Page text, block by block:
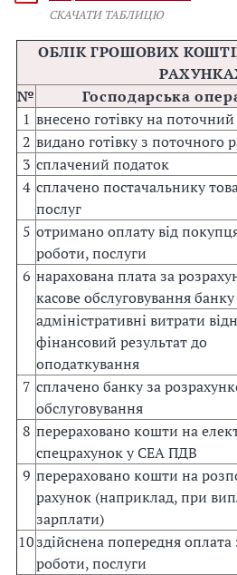
СКАЧАТИ ТАБЛИЦЮ
ОБЛІК ГРОШОВИХ
№
Господарська
1 внесено готівку на
2 видано готівку з поточного
3 сплачений податок
4 сплачено постачальнику
послуг
5 отримано оплату від
роботи, послуги
6 нарахована плата за
касове обслуговування банку
адміністративні витрати
фінансовий результат до
оподаткування
7 сплачено банку за
обслуговування
8 перераховано кошти на
спецрахунок у СЕА ПДВ
9 перераховано кошти на
рахунок (наприклад, при
зарплати)
10здійснена попередня оплата
роботи, послуги